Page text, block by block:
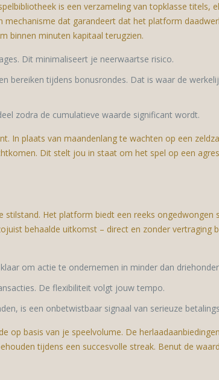
is een verzameling van topklasse titels,
dat garandeert dat het platform
binnen minuten kapitaal terugzien.
Dit minimaliseert je neerwaartse risico.
bereiken tijdens bonusrondes. Dat is waar de
zodra de cumulatieve waarde significant wordt.
In plaats van maandenlang te wachten op een
Dit stelt jou in staat om het spel op een
Het platform biedt een reeks ongedwongen
behaalde uitkomst – direct en zonder vertraging
om actie te ondernemen in minder dan
De flexibiliteit volgt jouw tempo.
is een onbetwistbaar signaal van serieuze
op basis van je speelvolume. De
tijdens een succesvolle streak. Benut de